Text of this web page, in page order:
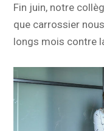
Fin juin, notre
que carrossier
longs mois contre